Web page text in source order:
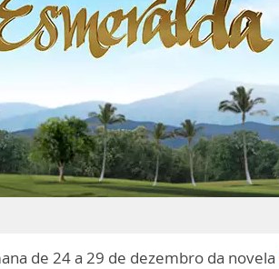
de 24 a 29 de dezembro da novela